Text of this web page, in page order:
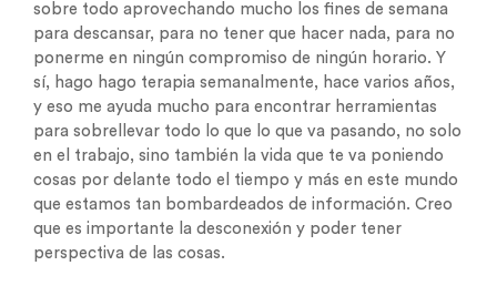
sobre todo aprovechando mucho los fines de semana
para descansar, para no tener que hacer nada, para no
ponerme en ningún compromiso de ningún horario. Y
sí, hago hago terapia semanalmente, hace varios años,
y eso me ayuda mucho para encontrar herramientas
para sobrellevar todo lo que lo que va pasando, no solo
en el trabajo, sino también la vida que te va poniendo
cosas por delante todo el tiempo y más en este mundo
que estamos tan bombardeados de información. Creo
que es importante la desconexión y poder tener
perspectiva de las cosas.